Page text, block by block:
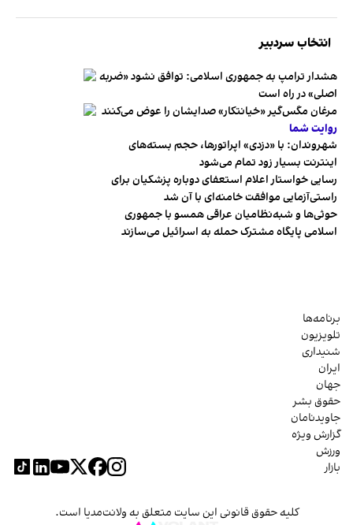
انتخاب سردبیر
هشدار ترامپ به جمهوری اسلامی: توافق نشود «ضربه
اصلی» در راه است
مرغان مگس‌گیر «خیانتکار» صدایشان را عوض می‌کنند
روایت شما
شهروندان:‌ با «دزدی» اپراتورها، حجم بسته‌های
اینترنت بسیار زود تمام می‌شود
رسایی خواستار اعلام استعفای دوباره پزشکیان برای
راستی‌آزمایی موافقت خامنه‌ای با آن شد
حوثی‌ها و شبه‌نظامیان عراقی همسو با جمهوری
اسلامی پایگاه مشترک حمله به اسرائیل می‌سازند
برنامه‌ها
تلویزیون
شنیداری
ایران
جهان
حقوق بشر
جاویدنامان
گزارش ویژه
ورزش
بازار
کلیه حقوق قانونی این سایت متعلق به ولانت‌مدیا است.